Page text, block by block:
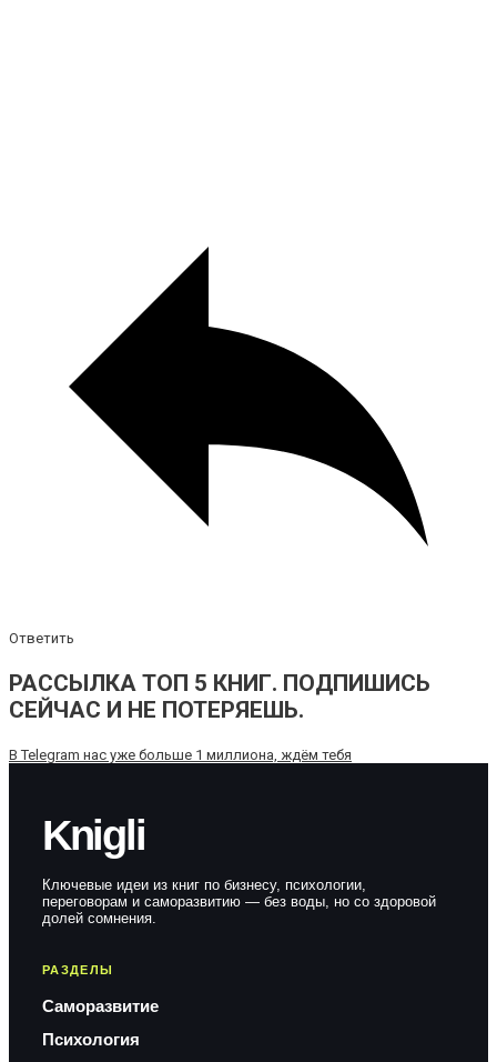
Ответить
РАССЫЛКА ТОП 5 КНИГ. ПОДПИШИСЬ
СЕЙЧАС И НЕ ПОТЕРЯЕШЬ.
В Telegram нас уже больше 1 миллиона, ждём тебя
Knigli
Ключевые идеи из книг по бизнесу, психологии,
переговорам и саморазвитию — без воды, но со здоровой
долей сомнения.
РАЗДЕЛЫ
Саморазвитие
Психология